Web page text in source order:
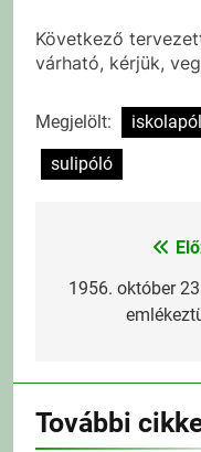
Következő
várható, kérjük,
Megjelölt:
sulipóló
Bejegyzés
navigáció
1956. október
További